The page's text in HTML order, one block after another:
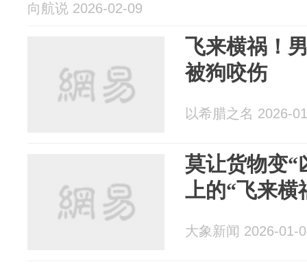
向航说 2026-02-09
飞来横祸！
被狗咬伤
以希腊之名 2026-
莫让货物变“
上的“飞来横
大象新闻 2026-01-